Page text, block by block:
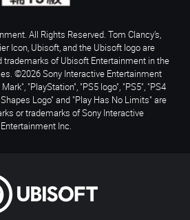
All Rights Reserved. Tom Clancy’s,
Icon, Ubisoft, and the Ubisoft logo are
trademarks of Ubisoft Entertainment in the
©2026 Sony Interactive Entertainment
"PlayStation", "PS5 logo", "PS5", "PS4
Logo" and "Play Has No Limits" are
or trademarks of Sony Interactive
Entertainment Inc.